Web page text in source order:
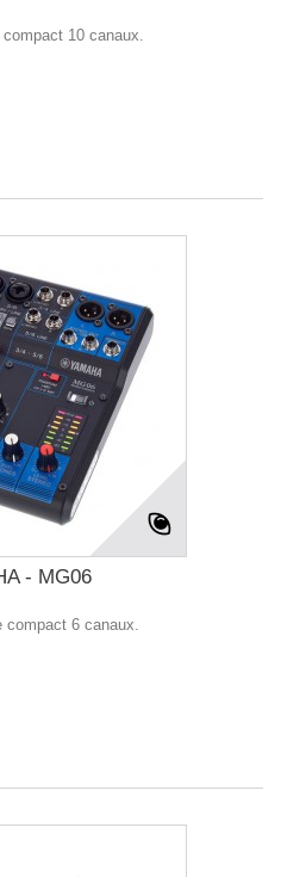
10 canaux.
- MG06
compact 6 canaux.